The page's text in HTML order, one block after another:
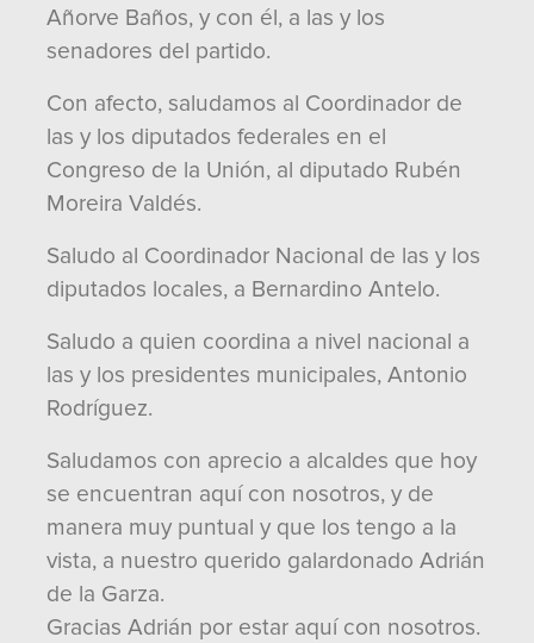
Añorve Baños, y con él, a las y los
senadores del partido.
Con afecto, saludamos al Coordinador de
las y los diputados federales en el
Congreso de la Unión, al diputado Rubén
Moreira Valdés.
Saludo al Coordinador Nacional de las y los
diputados locales, a Bernardino Antelo.
Saludo a quien coordina a nivel nacional a
las y los presidentes municipales, Antonio
Rodríguez.
Saludamos con aprecio a alcaldes que hoy
se encuentran aquí con nosotros, y de
manera muy puntual y que los tengo a la
vista, a nuestro querido galardonado Adrián
de la Garza.
Gracias Adrián por estar aquí con nosotros.